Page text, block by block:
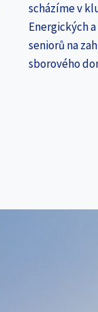
scházíme v
Energických
seniorů na
sborového